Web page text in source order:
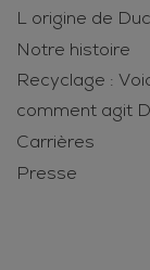
L origine de
Notre histoire
Recyclage :
comment agit
Carrières
Presse